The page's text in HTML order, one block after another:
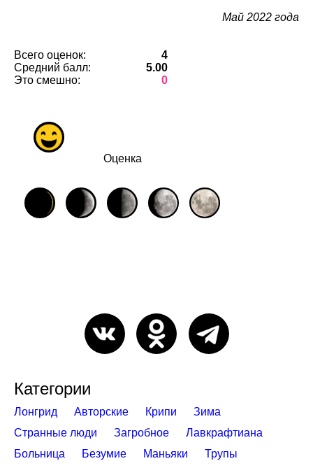
Май 2022 года
Всего оценок:
4
Средний балл:
5.00
Это смешно:
0
Оценка
Категории
Лонгрид Авторские Крипи
Зима
Странные люди
Загробное
Лавкрафтиана
Больница
Безумие Маньяки Трупы